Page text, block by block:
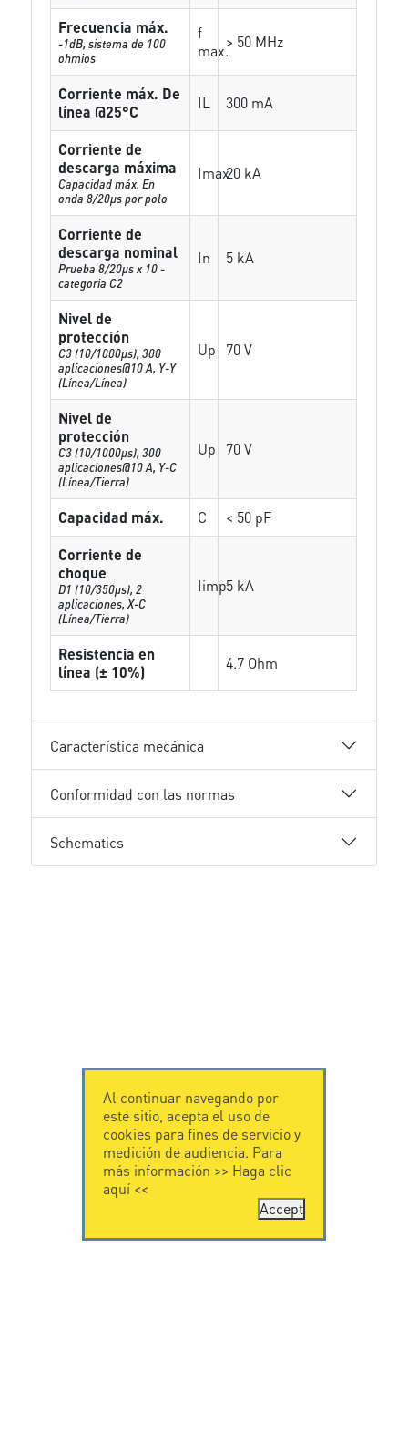
Frecuencia máx.
-1dB, sistema de 100
ohmios
f
max.> 50 MHz
Corriente máx. De
línea @25°C
IL 300 mA
Corriente de
descarga máxima
Capacidad máx. En
onda 8/20µs por polo
Imax20 kA
Corriente de
descarga nominal
Prueba 8/20µs x 10 -
categoria C2
In 5 kA
Nivel de
protección
C3 (10/1000μs), 300
aplicaciones@10 A, Y-Y
(Línea/Línea)
Up 70 V
Nivel de
protección
C3 (10/1000μs), 300
aplicaciones@10 A, Y-C
(Línea/Tierra)
Up 70 V
Capacidad máx. C
< 50 pF
Corriente de
choque
D1 (10/350μs), 2
aplicaciones, X-C
(Línea/Tierra)
Iimp5 kA
Resistencia en
línea (± 10%)
4.7 Ohm
Característica mecánica
Conformidad con las normas
Schematics
Al continuar navegando por
este sitio, acepta el uso de
cookies para fines de servicio y
medición de audiencia. Para
más información >> Haga clic
aquí<<
Accept